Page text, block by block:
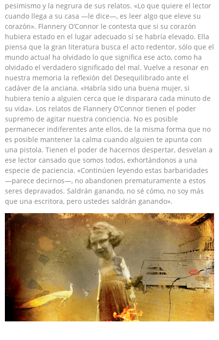
pesimismo y la negrura de sus relatos. «Lo que quiere el lector
cuando llega a su casa —le dice—, es leer algo que eleve su
corazón». Flannery O’Connor le contesta que si su corazón
hubiera estado en el lugar adecuado sí se habría elevado. Ella
piensa que la gran literatura busca el acto redentor, sólo que el
mundo actual ha olvidado lo que significa ese acto, como ha
olvidado el verdadero significado del mal. Vuelve a resonar en
nuestra memoria la reflexión del Desequilibrado ante el
cadáver de la anciana. «Habría sido una buena mujer, si
hubiera tenío a alguien cerca que le disparara cada minuto de
su vida». Los relatos de Flannery O’Connor tienen el poder
supremo de agitar nuestra conciencia. No es posible
permanecer indiferentes ante ellos, de la misma forma que no
es posible mantener la calma cuando alguien te apunta con
una pistola. Tienen el poder de hacernos despertar, desvelan a
ese lector cansado que somos todos, exhortándonos a una
especie de paciencia. «Continúen leyendo estas barbaridades
—parece decirnos—, no abandonen prematuramente a estos
seres depravados. Saldrán ganando, no sé cómo, no soy más
que una escritora, pero ustedes saldrán ganando».